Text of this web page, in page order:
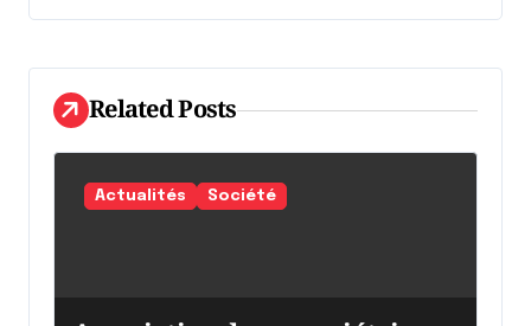
o
n
d
e
Related Posts
Actualités Société